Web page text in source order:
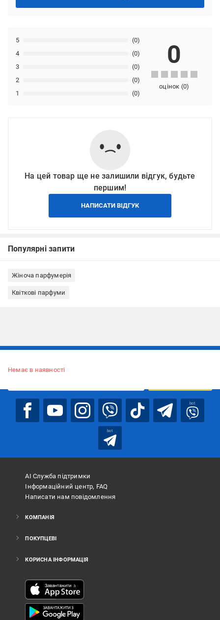
1 (0)
2 (0)
3 (0)
4 (0)
5 (0)
0
оцінок (0)
На цей товар ще не залишили відгук, будьте
першим!
НАПИСАТИ ВІДГУК
Популярні запити
Жіноча парфумерія
Квіткові парфуми
Немає в наявності
bot
bot
АІ Служба підтримки
Інформаційний центр, FAQ
Написати нам повідомлення
КОМПАНІЯ
ПОКУПЦЕВІ
КОРИСНА ІНФОРМАЦІЯ